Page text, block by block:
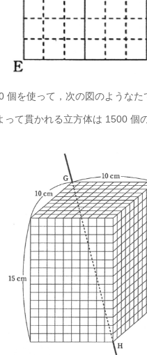
個を使って，次の図のような
て貫かれる立方体は 1500 個